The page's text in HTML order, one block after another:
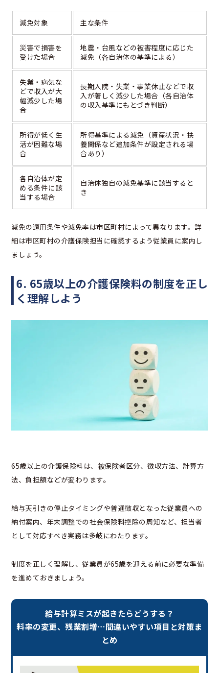
減免対象 主な条件
災害で損害を
受けた場合
地震・台風などの被害程度に応じた
減免（各自治体の基準による）
失業・病気な
どで収入が大
幅減少した場
合
長期入院・失業・事業休止などで収
入が著しく減少した場合（各自治体
の収入基準にもとづき判断）
所得が低く生
活が困難な場
合
所得基準による減免（資産状況・扶
養関係など追加条件が設定される場
合あり）
各自治体が定
める条件に該
当する場合
自治体独自の減免基準に該当すると
き
減免の適用条件や減免率は市区町村によって異なります。詳
細は市区町村の介護保険担当に確認するよう従業員に案内し
ましょう。
6. 65歳以上の介護保険料の制度を正し
く理解しよう
65歳以上の介護保険料は、被保険者区分、徴収方法、計算方
法、負担額などが変わります。
給与天引きの停止タイミングや普通徴収となった従業員への
納付案内、年末調整での社会保険料控除の周知など、担当者
として対応すべき実務は多岐にわたります。
制度を正しく理解し、従業員が65歳を迎える前に必要な準備
を進めておきましょう。
給与計算ミスが起きたらどうする？
料率の変更、残業割増…間違いやすい項目と対策ま
とめ